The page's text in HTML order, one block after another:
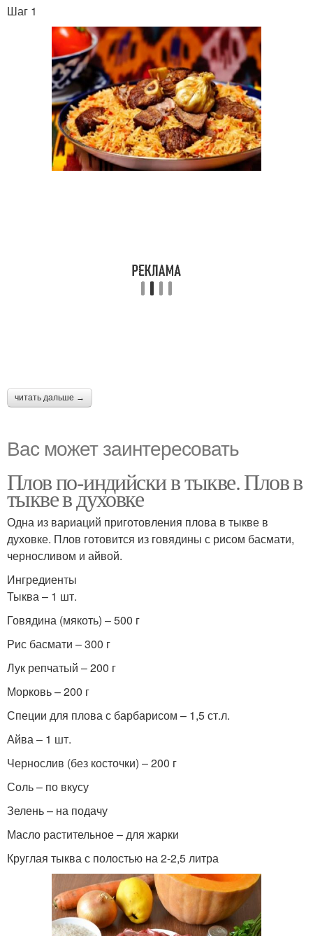
Шаг 1
читать дальше →
Вас может заинтересовать
Плов по-индийски в тыкве. Плов в
тыкве в духовке
Одна из вариаций приготовления плова в тыкве в
духовке. Плов готовится из говядины с рисом басмати,
черносливом и айвой.
Ингредиенты
Тыква – 1 шт.
Говядина (мякоть) – 500 г
Рис басмати – 300 г
Лук репчатый – 200 г
Морковь – 200 г
Специи для плова с барбарисом – 1,5 ст.л.
Айва – 1 шт.
Чернослив (без косточки) – 200 г
Соль – по вкусу
Зелень – на подачу
Масло растительное – для жарки
Круглая тыква с полостью на 2-2,5 литра